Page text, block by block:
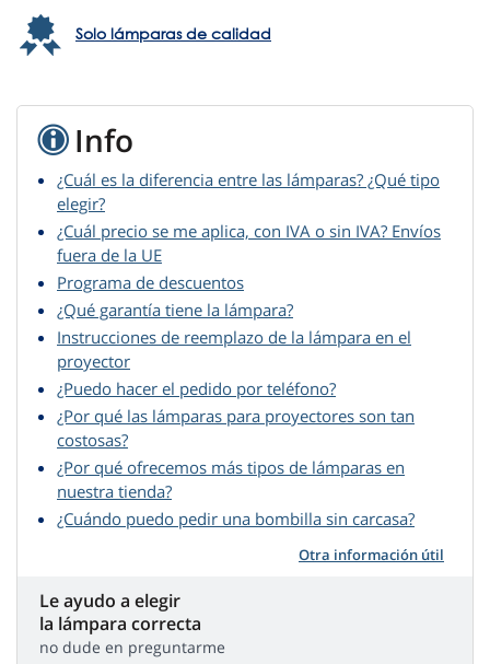
Solo lámparas de calidad
Info
¿Cuál es la diferencia entre las lámparas? ¿Qué tipo
elegir?
¿Cuál precio se me aplica, con IVA o sin IVA? Envíos
fuera de la UE
Programa de descuentos
¿Qué garantía tiene la lámpara?
Instrucciones de reemplazo de la lámpara en el
proyector
¿Puedo hacer el pedido por teléfono?
¿Por qué las lámparas para proyectores son tan
costosas?
¿Por qué ofrecemos más tipos de lámparas en
nuestra tienda?
¿Cuándo puedo pedir una bombilla sin carcasa?
Otra información útil
Le ayudo a elegir
la lámpara correcta
no dude en preguntarme